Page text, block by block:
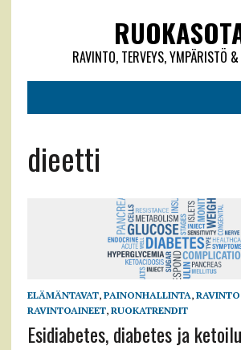
RAVINTO, TERVEYS, YMPÄRISTÖ
dieetti
ELÄMÄNTAVAT, PAINONHALLINTA,
RAVINTOAINEET, RUOKATRENDIT
Esidiabetes, diabetes ja ketoilu